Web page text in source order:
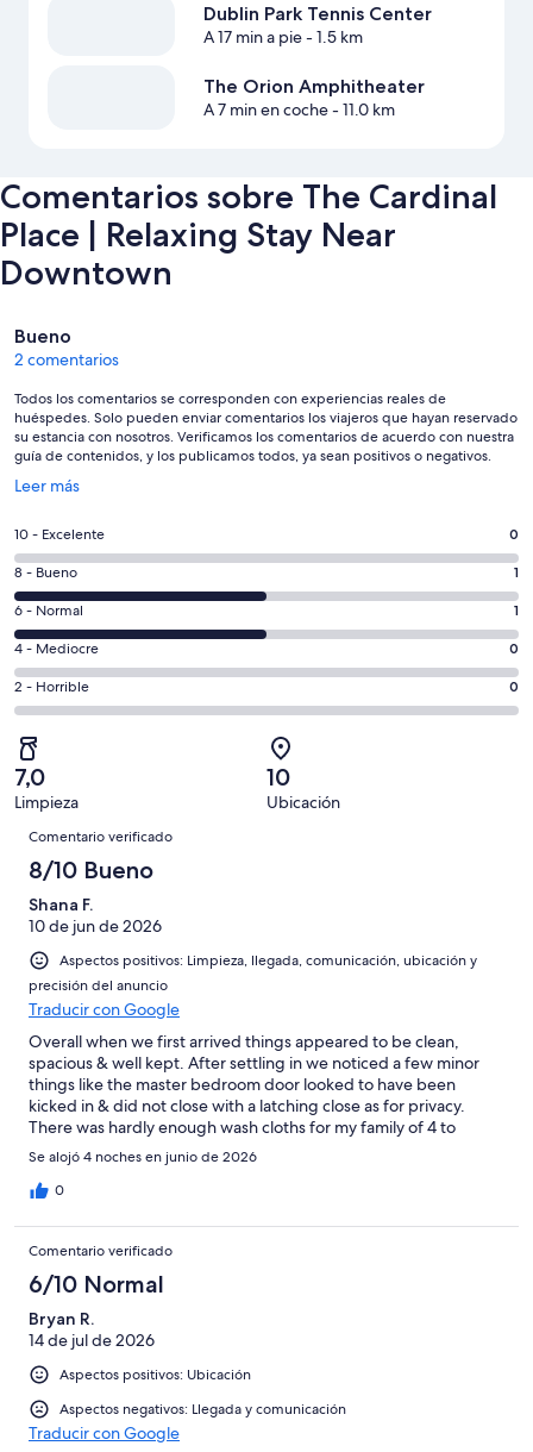
Dublin Park Tennis Center
A 17 min a pie- 1.5 km
The Orion Amphitheater
A 7 min en coche- 11.0 km
Comentarios sobre The Cardinal
Place | Relaxing Stay Near
Downtown
Comentarios
Bueno
2 comentarios
Todos los comentarios se corresponden con experiencias reales de
huéspedes. Solo pueden enviar comentarios los viajeros que hayan reservado
su estancia con nosotros. Verificamos los comentarios de acuerdo con nuestra
guía de contenidos, y los publicamos todos, ya sean positivos o negativos.
Leer más
Se
en
ventana
nueva
0
comentarios
de
un
total
de
2
con
una
puntuación
de
10
Excelente
10 - Excelente 0
1
comentarios
de
un
total
de
2
con
una
puntuación
Bueno
8 - Bueno 1
1
comentarios
de
un
total
de
2
con
una
puntuación
de
Normal
6 - Normal 1
0
comentarios
de
total
de
2
una
puntuación
de
Mediocre
4 - Mediocre 0
0
comentarios
de
un
total
de
con
una
puntuación
de
Horrible
2 - Horrible 0
7,0
Limpieza
10
Ubicación
Comentarios
Comentario verificado
8/10 Bueno
Shana F.
10 de jun de 2026
Aspectos positivos: Limpieza, llegada, comunicación, ubicación y
precisión del anuncio
Traducir con Google
Overall when we first arrived things appeared to be clean,
spacious & well kept. After settling in we noticed a few minor
things like the master bedroom door looked to have been
kicked in & did not close with a latching close as for privacy.
There was hardly enough wash cloths for my family of 4 to
bathe. There was a dirty glass left under one of the sofas & on
our third night there I encountered several small to medium
roaches. I am NOT a bug person so this grossed me out. Aside
pleasant & the home was centrally located to everything we
needed for the weekend we had planned.
Se alojó 4 noches en junio de 2026
0
Comentario verificado
6/10 Normal
Bryan R.
14 de jul de 2026
Aspectos positivos: Ubicación
Aspectos negativos: Llegada y comunicación
Traducir con Google